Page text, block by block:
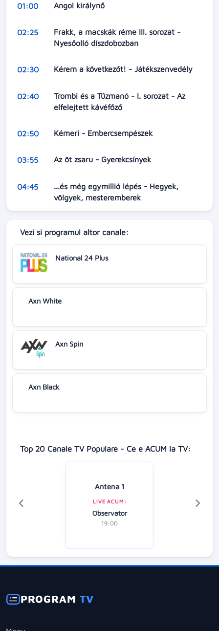
01:00 Angol királynő
02:25
Frakk, a macskák réme III. sorozat -
Nyesőolló díszdobozban
02:30 Kérem a következőt! - Játékszenvedély
02:40
Trombi és a Tűzmanó - I. sorozat - Az
elfelejtett kávéfőző
02:50 Kémeri - Embercsempészek
03:55 Az öt zsaru - Gyerekcsínyek
04:45
...és még egymillió lépés - Hegyek,
völgyek, mesteremberek
Vezi si programul altor canale:
National 24 Plus
Axn White
Axn Spin
Axn Black
Top 20 Canale TV Populare - Ce e ACUM la TV:
Antena 1
LIVE ACUM:
Observator
19:00
PROGRAMTV